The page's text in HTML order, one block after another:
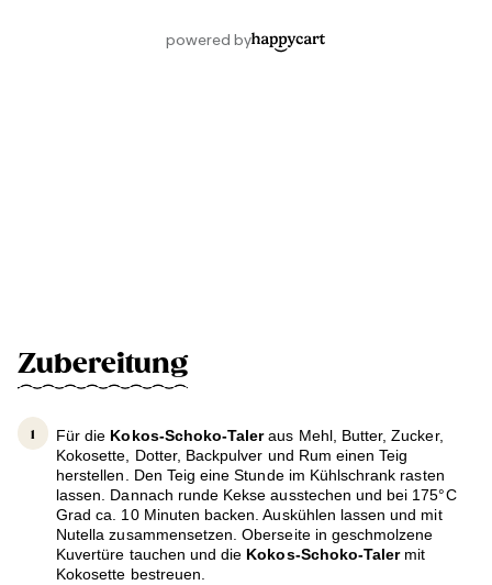
Zubereitung
Für die Kokos-Schoko-Taleraus Mehl, Butter, Zucker,
Kokosette, Dotter, Backpulver und Rum einen Teig
herstellen. Den Teig eine Stunde im Kühlschrank rasten
lassen. Dannach runde Kekse ausstechen und bei 175°C
Grad ca. 10 Minuten backen. Auskühlen lassen und mit
Nutella zusammensetzen. Oberseite in geschmolzene
Kuvertüre tauchen und die Kokos-Schoko-Taler mit
Kokosette bestreuen.